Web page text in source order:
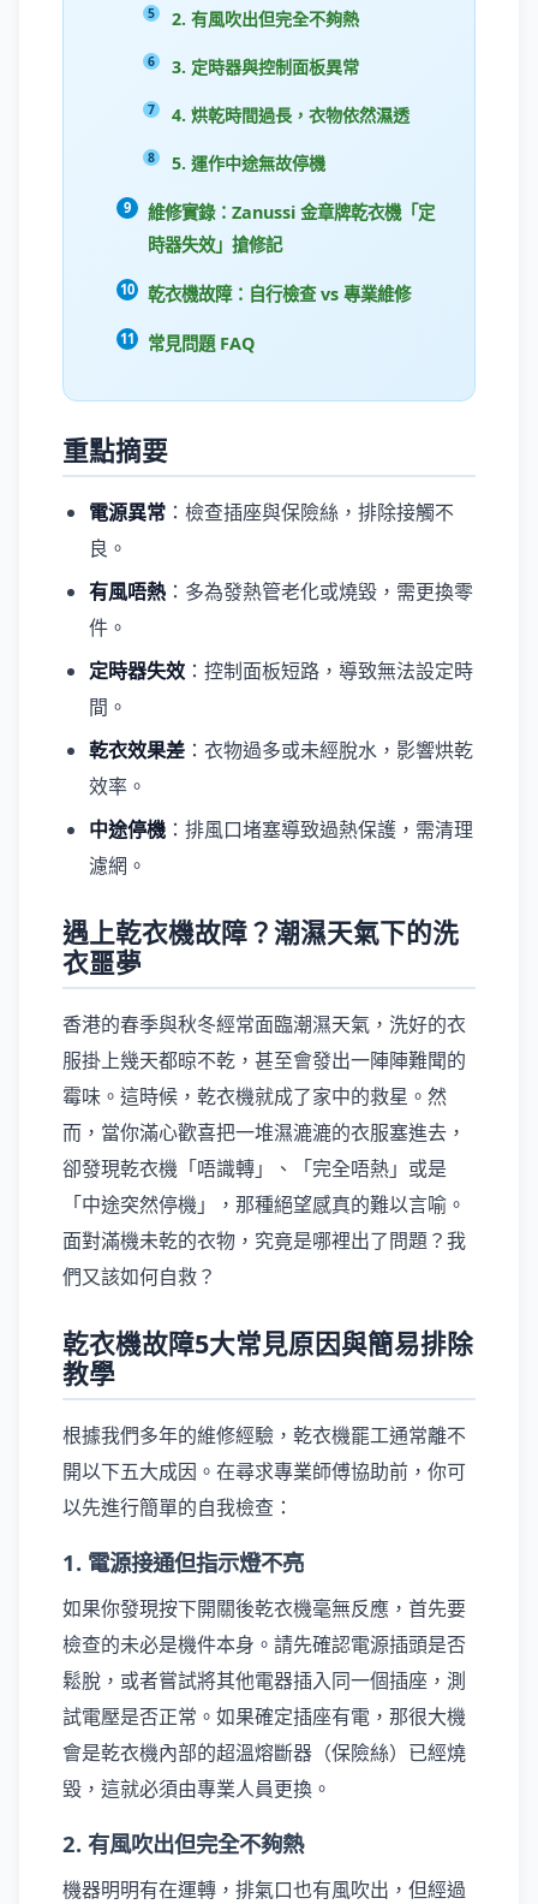
2. 有風吹出但完全不夠熱
3. 定時器與控制面板異常
4. 烘乾時間過長，衣物依然濕透
5. 運作中途無故停機
維修實錄：Zanussi 金章牌乾衣機「定
時器失效」搶修記
乾衣機故障：自行檢查 vs 專業維修
常見問題 FAQ
重點摘要
電源異常 ：檢查插座與保險絲，排除接觸不
良。
有風唔熱 ：多為發熱管老化或燒毀，需更換零
件。
定時器失效 ：控制面板短路，導致無法設定時
間。
乾衣效果差 ：衣物過多或未經脫水，影響烘乾
效率。
中途停機 ：排風口堵塞導致過熱保護，需清理
濾網。
遇上乾衣機故障？潮濕天氣下的洗
衣噩夢
香港的春季與秋冬經常面臨潮濕天氣，洗好的衣
服掛上幾天都晾不乾，甚至會發出一陣陣難聞的
霉味。這時候，乾衣機就成了家中的救星。然
而，當你滿心歡喜把一堆濕漉漉的衣服塞進去，
卻發現乾衣機「唔識轉」、「完全唔熱」或是
「中途突然停機」，那種絕望感真的難以言喻。
面對滿機未乾的衣物，究竟是哪裡出了問題？我
們又該如何自救？
乾衣機故障5大常見原因與簡易排除
教學
根據我們多年的維修經驗，乾衣機罷工通常離不
開以下五大成因。在尋求專業師傅協助前，你可
以先進行簡單的自我檢查：
1. 電源接通但指示燈不亮
如果你發現按下開關後乾衣機毫無反應，首先要
檢查的未必是機件本身。請先確認電源插頭是否
鬆脫，或者嘗試將其他電器插入同一個插座，測
試電壓是否正常。如果確定插座有電，那很大機
會是乾衣機內部的超溫熔斷器（保險絲）已經燒
毀，這就必須由專業人員更換。
2. 有風吹出但完全不夠熱
機器明明有在運轉，排氣口也有風吹出，但經過